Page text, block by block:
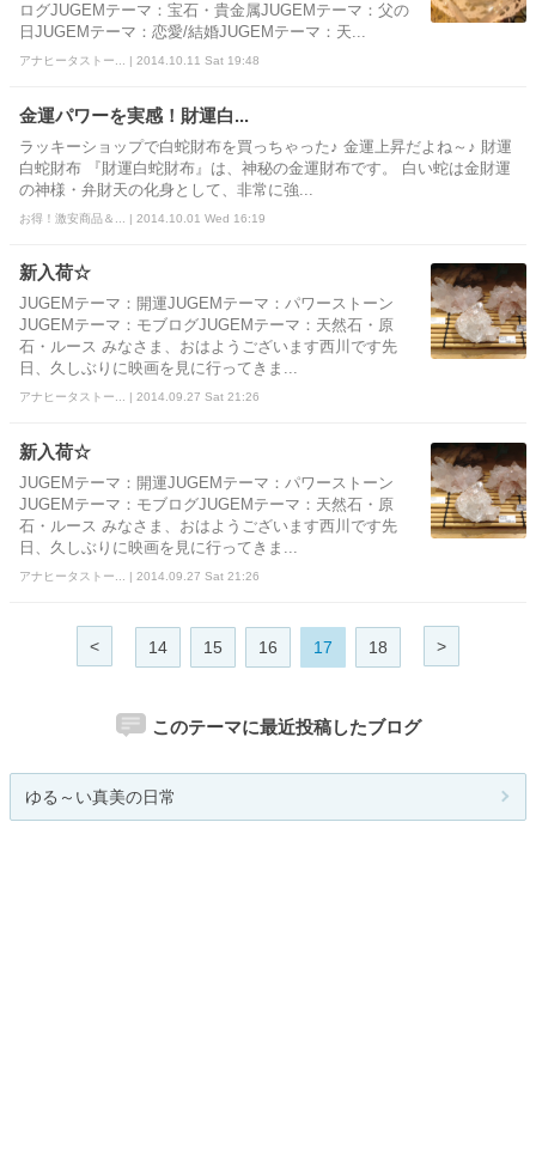
ログJUGEMテーマ：宝石・貴金属JUGEMテーマ：父の
日JUGEMテーマ：恋愛/結婚JUGEMテーマ：天...
アナヒータストー... | 2014.10.11 Sat 19:48
金運パワーを実感！財運白...
ラッキーショップで白蛇財布を買っちゃった♪ 金運上昇だよね～♪ 財運
白蛇財布 『財運白蛇財布』は、神秘の金運財布です。 白い蛇は金財運
の神様・弁財天の化身として、非常に強...
お得！激安商品＆... | 2014.10.01 Wed 16:19
新入荷☆
JUGEMテーマ：開運JUGEMテーマ：パワーストーン
JUGEMテーマ：モブログJUGEMテーマ：天然石・原
石・ルース みなさま、おはようございます西川です先
日、久しぶりに映画を見に行ってきま...
アナヒータストー... | 2014.09.27 Sat 21:26
新入荷☆
JUGEMテーマ：開運JUGEMテーマ：パワーストーン
JUGEMテーマ：モブログJUGEMテーマ：天然石・原
石・ルース みなさま、おはようございます西川です先
日、久しぶりに映画を見に行ってきま...
アナヒータストー... | 2014.09.27 Sat 21:26
< 14 15 16 17 18 >
このテーマに最近投稿したブログ
ゆる～い真美の日常